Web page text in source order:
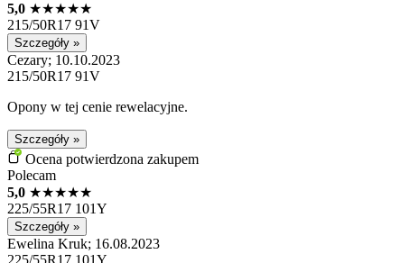
5,0 ★★★★★
215/50R17 91V
Szczegóły »
Cezary; 10.10.2023
215/50R17 91V
Opony w tej cenie rewelacyjne.
Szczegóły »
Ocena potwierdzona zakupem
Polecam
5,0 ★★★★★
225/55R17 101Y
Szczegóły »
Ewelina Kruk; 16.08.2023
225/55R17 101Y